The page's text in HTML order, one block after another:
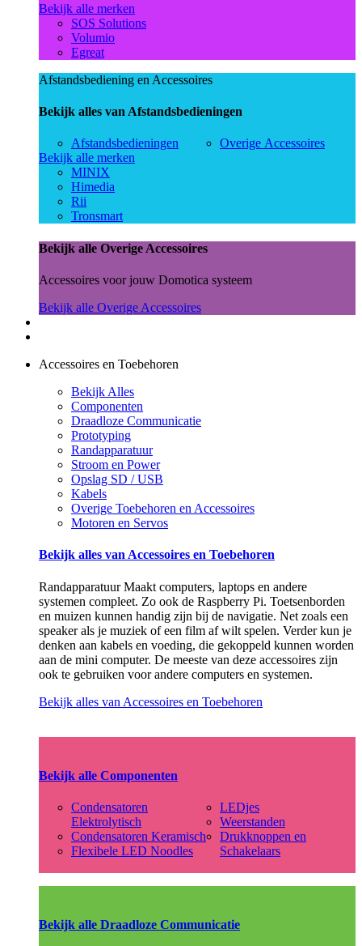
Bekijk alle merken
SOS Solutions
Volumio
Egreat
Afstandsbediening en Accessoires
Bekijk alles van Afstandsbedieningen
Afstandsbedieningen
Overige Accessoires
Bekijk alle merken
MINIX
Himedia
Rii
Tronsmart
Bekijk alle Overige Accessoires
Accessoires voor jouw Domotica systeem
Bekijk alle Overige Accessoires
Accessoires en Toebehoren
Bekijk Alles
Componenten
Draadloze Communicatie
Prototyping
Randapparatuur
Stroom en Power
Opslag SD / USB
Kabels
Overige Toebehoren en Accessoires
Motoren en Servos
Bekijk alles van Accessoires en Toebehoren
Randapparatuur Maakt computers, laptops en andere
systemen compleet. Zo ook de Raspberry Pi. Toetsenborden
en muizen kunnen handig zijn bij de navigatie. Net zoals een
speaker als je muziek of een film af wilt spelen. Verder kun je
denken aan kabels en voeding, die gekoppeld kunnen worden
aan de mini computer. De meeste van deze accessoires zijn
ook te gebruiken voor andere computers en systemen.
Bekijk alles van Accessoires en Toebehoren
Bekijk alle Componenten
Condensatoren
Elektrolytisch
Condensatoren Keramisch
Flexibele LED Noodles
LEDjes
Weerstanden
Drukknoppen en
Schakelaars
Bekijk alle Draadloze Communicatie